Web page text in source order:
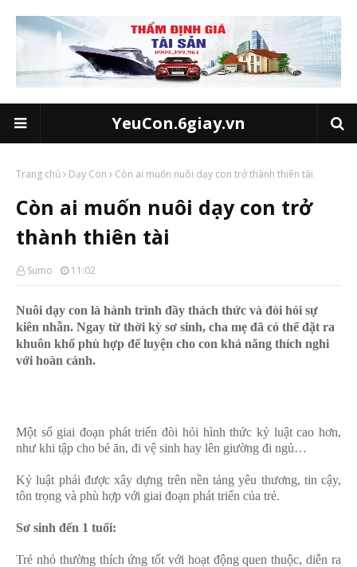
YeuCon.6giay.vn
Trang chủ Dạy Con Còn ai muốn nuôi dạy con trở thành thiên tài
Còn ai muốn nuôi dạy con trở
thành thiên tài
Sumo 11:02
Nuôi dạy con là hành trình đầy thách thức và đòi hỏi sự
kiên nhẫn. Ngay từ thời kỳ sơ sinh, cha mẹ đã có thể đặt ra
khuôn khổ phù hợp để luyện cho con khả năng thích nghi
với hoàn cảnh.
Một số giai đoạn phát triển đòi hỏi hình thức kỷ luật cao hơn,
như khi tập cho bé ăn, đi vệ sinh hay lên giường đi ngủ…
Kỷ luật phải được xây dựng trên nền tảng yêu thương, tin cậy,
tôn trọng và phù hợp với giai đoạn phát triển của trẻ.
Sơ sinh đến 1 tuổi:
Trẻ nhỏ thường thích ứng tốt với hoạt động quen thuộc, diễn ra